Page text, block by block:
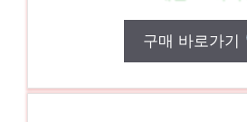
구매 바로가기